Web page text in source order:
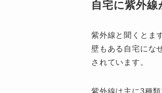
自宅に紫外
紫外線と聞くとま
壁もある自宅にな
されています。